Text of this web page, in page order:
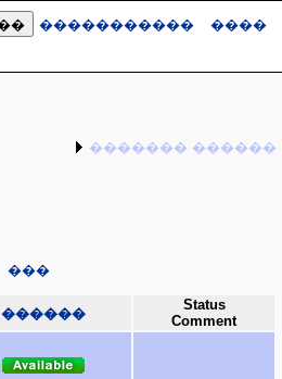
����������� ����
������� ������
���
������
Status
Comment